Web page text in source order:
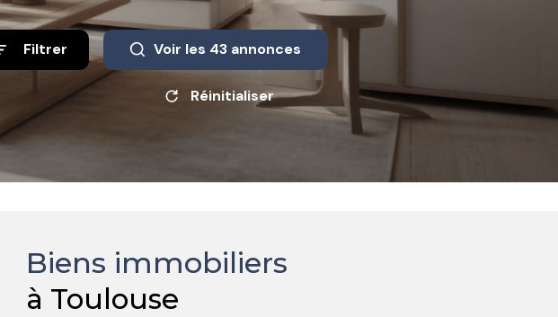
Filtrer Voir les 43 annonces
Réinitialiser
Biens immobiliers
à Toulouse